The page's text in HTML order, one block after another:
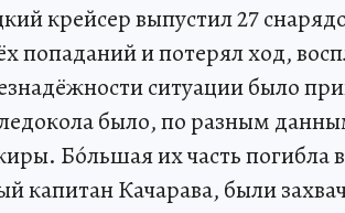
крейсер выпустил 27
попаданий и потерял ход,
ситуации было
было, по разным
Бóльшая их часть погибла
капитан Качарава, были